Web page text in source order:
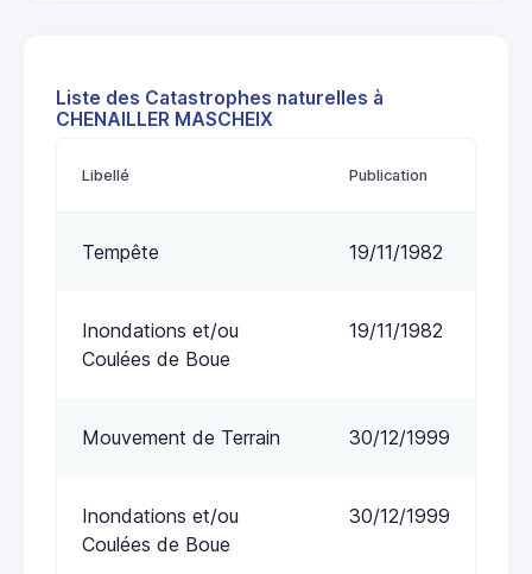
Liste des Catastrophes naturelles à
CHENAILLER MASCHEIX
Libellé Publication
Tempête 19/11/1982
Inondations et/ou
Coulées de Boue
19/11/1982
Mouvement de Terrain 30/12/1999
Inondations et/ou
Coulées de Boue
30/12/1999